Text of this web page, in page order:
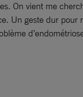
On vient me
Un geste dur pour